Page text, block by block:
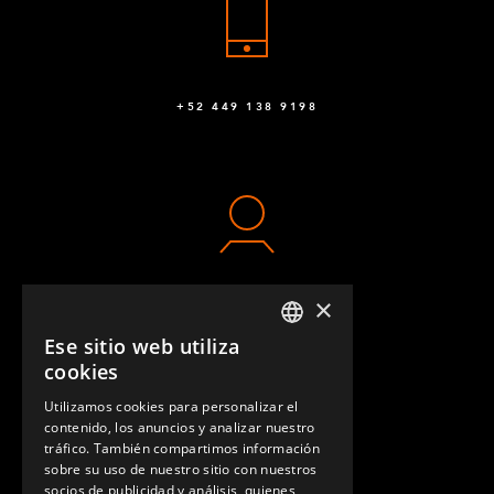
+52 449 138 9198
CONTACTO ×
Ese sitio web utiliza
cookies
Utilizamos cookies para personalizar el
contenido, los anuncios y analizar nuestro
tráfico. También compartimos información
sobre su uso de nuestro sitio con nuestros
socios de publicidad y análisis, quienes